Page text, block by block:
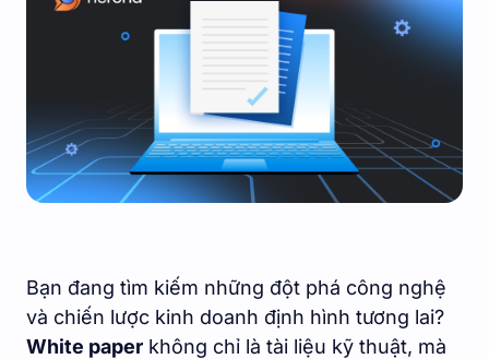
Bạn đang tìm kiếm những đột phá công nghệ
và chiến lược kinh doanh định hình tương lai?
White paper không chỉ là tài liệu kỹ thuật, mà